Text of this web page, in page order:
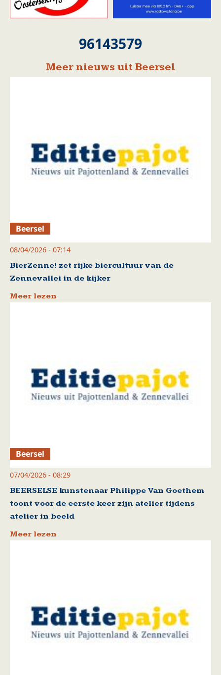
96143579
Meer nieuws uit Beersel
Beersel
08/04/2026 - 07:14
BierZenne! zet rijke biercultuur van de
Zennevallei in de kijker
Meer lezen
Beersel
07/04/2026 - 08:29
BEERSELSE kunstenaar Philippe Van Goethem
toont voor de eerste keer zijn atelier tijdens
atelier in beeld
Meer lezen